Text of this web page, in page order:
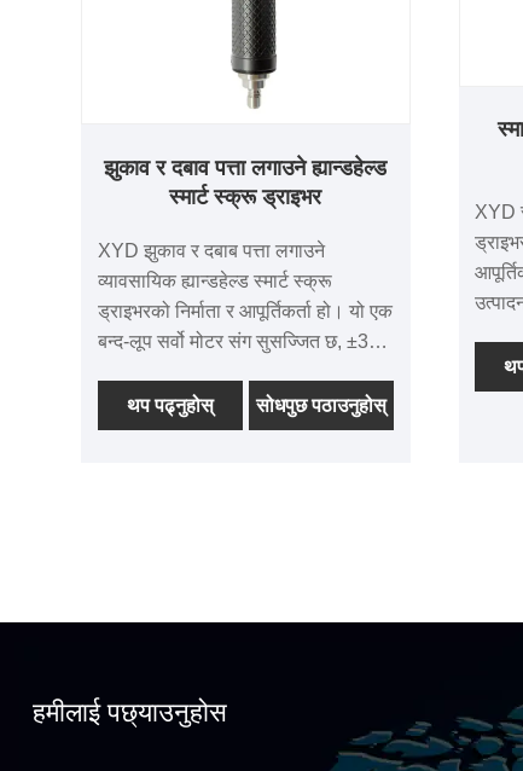
झुकाव र दबाव पत्ता लगाउने ह्यान्डहेल्ड
स्मार्ट स्क्रू ड्राइभर
XYD झुकाव र दबाब पत्ता लगाउने
व्यावसायिक ह्यान्डहेल्ड स्मार्ट स्क्रू
ड्राइभरको निर्माता र आपूर्तिकर्ता हो। यो एक
बन्द-लूप सर्वो मोटर संग सुसज्जित छ, ±3%
सेन्सर संग सुसज्जित छ, जसले वास्तविक
समयमा झुकाव, दबाब, टर्क र रोटेशन कोण
थप पढ्नुहोस् सोधपुछ पठाउनुहोस्
XYD
हमीलाई पछ्याउनुहोस